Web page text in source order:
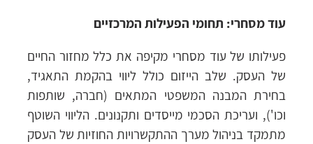
עוד מסחרי: תחומי הפעילות המרכזיים
פעילותו של עוד מסחרי מקיפה את כלל מחזור החיים
של העסק. שלב הייזום כולל ליווי בהקמת התאגיד,
בחירת המבנה המשפטי המתאים (חברה, שותפות
וכו'), ועריכת הסכמי מייסדים ותקנונים. הליווי השוטף
מתמקד בניהול מערך ההתקשרויות החוזיות של העסק